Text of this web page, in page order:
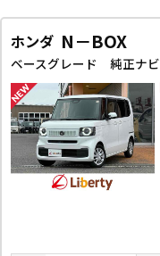
ホンダ N－BOX